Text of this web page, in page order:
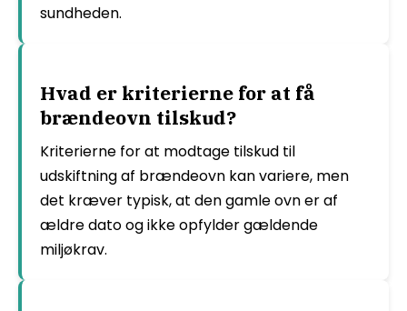
sundheden.
Hvad er kriterierne for at få
brændeovn tilskud?
Kriterierne for at modtage tilskud til
udskiftning af brændeovn kan variere, men
det kræver typisk, at den gamle ovn er af
ældre dato og ikke opfylder gældende
miljøkrav.